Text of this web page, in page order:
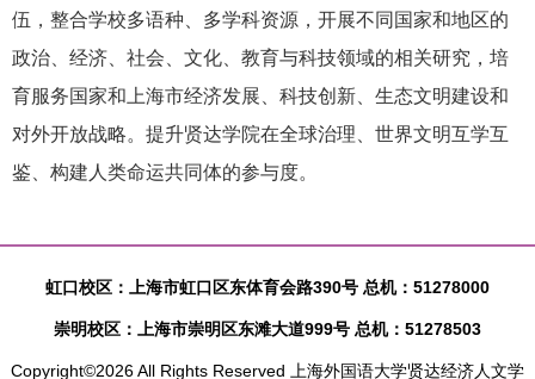
伍，整合学校多语种、多学科资源，开展不同国家和地区的
政治、经济、社会、文化、教育与科技领域的相关研究，培
育服务国家和上海市经济发展、科技创新、生态文明建设和
对外开放战略。提升贤达学院在全球治理、世界文明互学互
鉴、构建人类命运共同体的参与度。
虹口校区：上海市虹口区东体育会路390号 总机：51278000
崇明校区：上海市崇明区东滩大道999号 总机：51278503
Copyright©2026 All Rights Reserved 上海外国语大学贤达经济人文学